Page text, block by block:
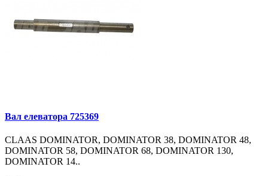
Вал елеватора 725369
CLAAS DOMINATOR, DOMINATOR 38, DOMINATOR 48,
DOMINATOR 58, DOMINATOR 68, DOMINATOR 130,
DOMINATOR 14..